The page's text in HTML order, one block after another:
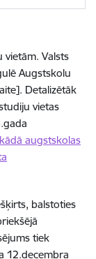
vietām. Valsts
Augstskolu
Detalizētāk
vietas
augstskolas
balstoties
tiek
12.decembra